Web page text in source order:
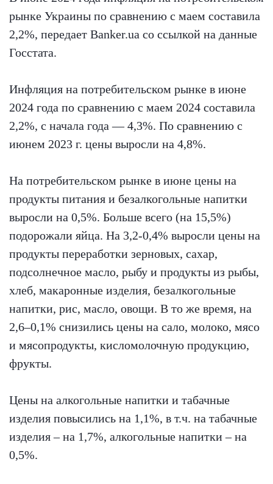
рынке Украины по сравнению с маем составила
2,2%, передает Banker.ua со ссылкой на данные
Госстата.
Инфляция на потребительском рынке в июне
2024 года по сравнению с маем 2024 составила
2,2%, с начала года — 4,3%. По сравнению с
июнем 2023 г. цены выросли на 4,8%.
На потребительском рынке в июне цены на
продукты питания и безалкогольные напитки
выросли на 0,5%. Больше всего (на 15,5%)
подорожали яйца. На 3,2-0,4% выросли цены на
продукты переработки зерновых, сахар,
подсолнечное масло, рыбу и продукты из рыбы,
хлеб, макаронные изделия, безалкогольные
напитки, рис, масло, овощи. В то же время, на
2,6–0,1% снизились цены на сало, молоко, мясо
и мясопродукты, кисломолочную продукцию,
фрукты.
Цены на алкогольные напитки и табачные
изделия повысились на 1,1%, в т.ч. на табачные
изделия – на 1,7%, алкогольные напитки – на
0,5%.